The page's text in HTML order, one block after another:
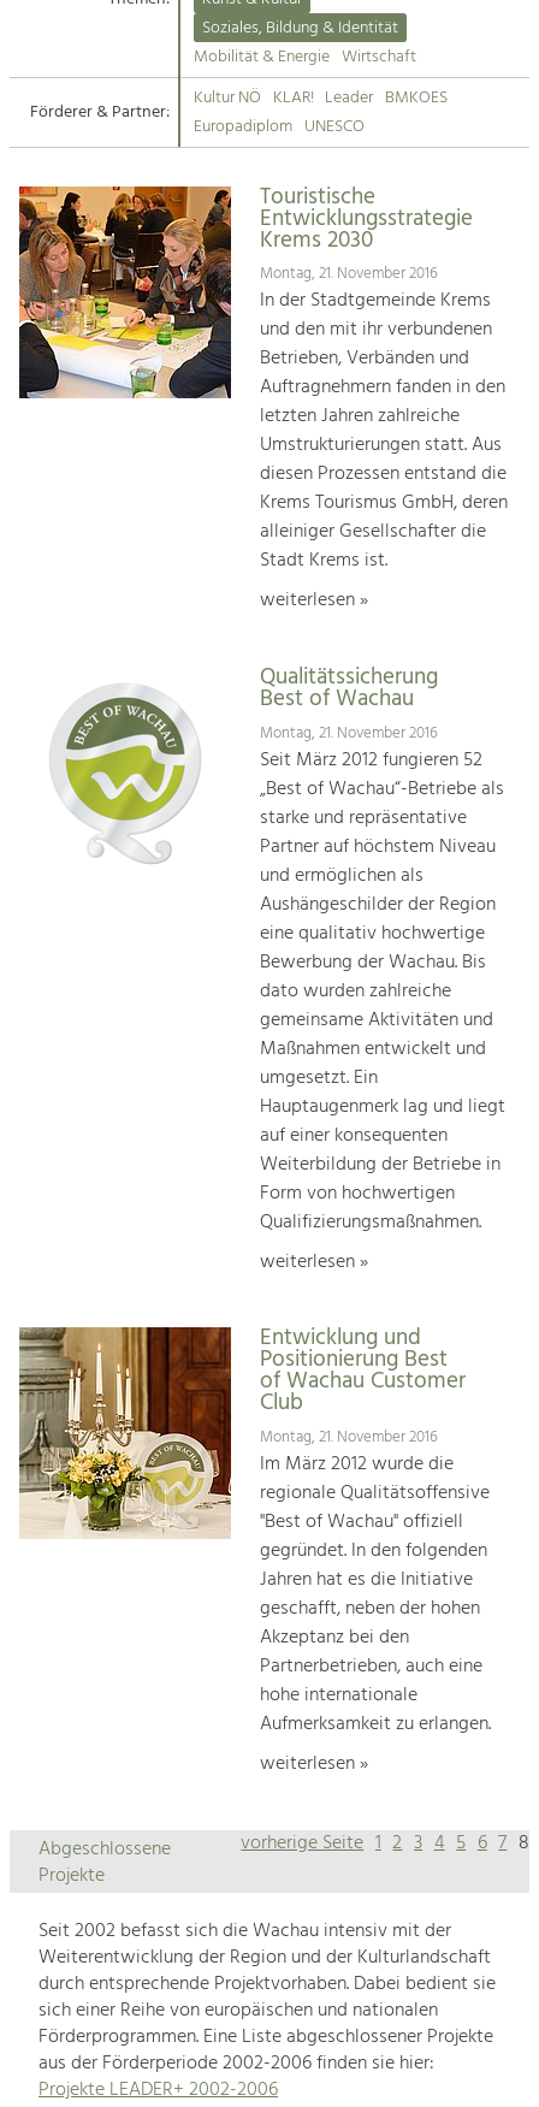
Suche
Impressum
Kontakt
Angebotsentwicklung und
Handwerk, Wissenschaft und Forschung.
Soziales, Bildung &
Identität
Gleichberechtigung, Jugend und
Integration
Mobilität & Energie
Klimawandel, öffentlicher Verkehr und
Steigerung regionaler Wertschöpfung
Soziales, Bildung & Identität
Mobilität & Energie Wirtschaft
Förderer & Partner:
Kultur NÖ KLAR! Leader BMKOES
Europadiplom UNESCO
Touristische
Entwicklungsstrategie
Krems 2030
Montag, 21. November 2016
In der Stadtgemeinde Krems
und den mit ihr verbundenen
Betrieben, Verbänden und
Auftragnehmern fanden in den
letzten Jahren zahlreiche
Umstrukturierungen statt. Aus
diesen Prozessen entstand die
Krems Tourismus GmbH, deren
alleiniger Gesellschafter die
Stadt Krems ist.
weiterlesen »
Qualitätssicherung
Best of Wachau
Montag, 21. November 2016
Seit März 2012 fungieren 52
„Best of Wachau“-Betriebe als
starke und repräsentative
Partner auf höchstem Niveau
und ermöglichen als
Aushängeschilder der Region
eine qualitativ hochwertige
Bewerbung der Wachau. Bis
dato wurden zahlreiche
gemeinsame Aktivitäten und
Maßnahmen entwickelt und
umgesetzt. Ein
Hauptaugenmerk lag und liegt
auf einer konsequenten
Weiterbildung der Betriebe in
Form von hochwertigen
Qualifizierungsmaßnahmen.
weiterlesen »
Entwicklung und
Positionierung Best
of Wachau Customer
Club
Montag, 21. November 2016
Im März 2012 wurde die
regionale Qualitätsoffensive
"Best of Wachau" offiziell
gegründet. In den folgenden
Jahren hat es die Initiative
geschafft, neben der hohen
Akzeptanz bei den
Partnerbetrieben, auch eine
hohe internationale
Aufmerksamkeit zu erlangen.
weiterlesen »
vorherige Seite 1 2 3 4 5 6 7 8
Abgeschlossene
Projekte
Seit 2002 befasst sich die Wachau intensiv mit der
Weiterentwicklung der Region und der Kulturlandschaft
durch entsprechende Projektvorhaben. Dabei bedient sie
sich einer Reihe von europäischen und nationalen
Förderprogrammen. Eine Liste abgeschlossener Projekte
aus der Förderperiode 2002-2006 finden sie hier:
Projekte LEADER+ 2002-2006